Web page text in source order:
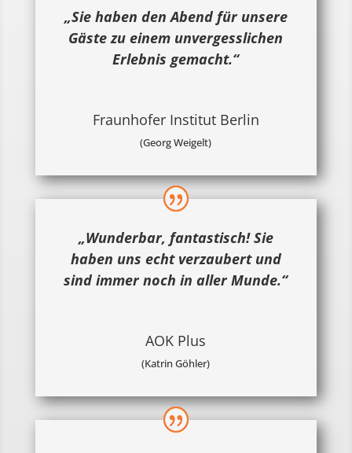
„Sie haben den Abend für unsere
Gäste zu einem unvergesslichen
Erlebnis gemacht.“
Fraunhofer Institut Berlin
(Georg Weigelt)
„Wunderbar, fantastisch! Sie
haben uns echt verzaubert und
sind immer noch in aller Munde.“
AOK Plus
(Katrin Göhler)